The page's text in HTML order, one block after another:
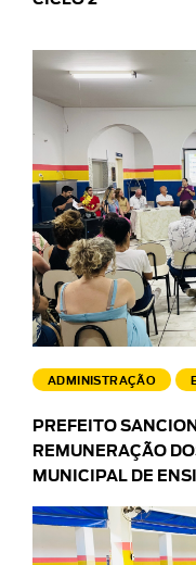
ADMINISTRAÇÃO
PREFEITO
REMUNERAÇÃO
MUNICIPAL DE